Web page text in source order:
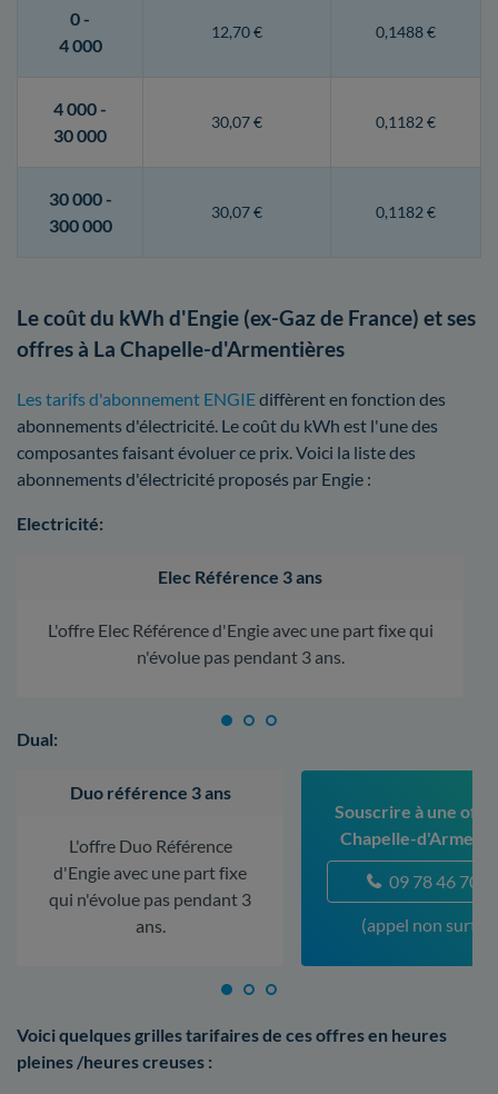
0 -
4 000
12,70 € 0,1488 €
4 000 -
30 000
30,07 € 0,1182 €
30 000 -
300 000
30,07 € 0,1182 €
Le coût du kWh d'Engie (ex-Gaz de France) et ses
offres à La Chapelle-d'Armentières
Les tarifs d'abonnement ENGIEdiffèrent en fonction des
abonnements d'électricité. Le coût du kWh est l'une des
composantes faisant évoluer ce prix. Voici la liste des
abonnements d'électricité proposés par Engie :
Electricité:
Elec Référence 3 ans
L'offre Elec Référence d'Engie avec une part fixe qui
n'évolue pas pendant 3 ans.
Dual:
Duo référence 3 ans
L'offre Duo Référence
d'Engie avec une part fixe
qui n'évolue pas pendant 3
ans.
Souscrire à une
Chapelle-
09 78 46 70
(appel non
Voici quelques grilles tarifaires de ces offres en heures
pleines /heures creuses :